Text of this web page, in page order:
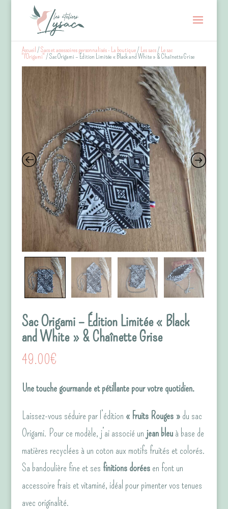
Accueil / Sacs et accessoires personnalisés - La boutique/ Les sacs/ Le sac
"l'Origami" / Sac Origami – Édition Limitée « Black and White » & Chaînette Grise
Sac Origami – Édition Limitée « Black
and White » & Chaînette Grise
49.00€
Une touche gourmande et pétillante pour votre quotidien.
Laissez-vous séduire par l’édition « Fruits Rouges »du sac
Origami. Pour ce modèle, j’ai associé un jean bleu à base de
matières recyclées à un coton aux motifs fruités et colorés.
Sa bandoulière fine et ses finitions doréesen font un
accessoire frais et vitaminé, idéal pour pimenter vos tenues
avec originalité.